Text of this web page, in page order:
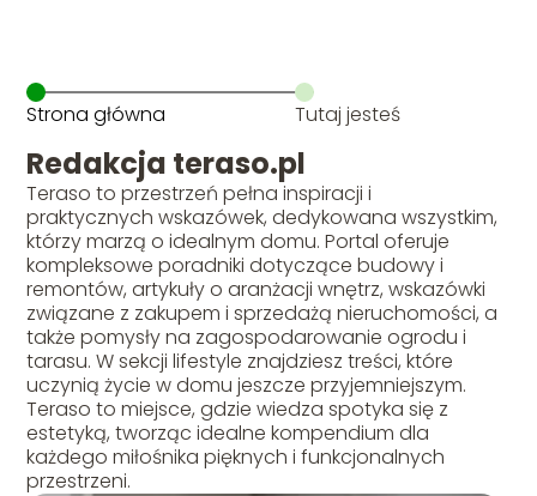
Strona główna Tutaj jesteś
Redakcja teraso.pl
Teraso to przestrzeń pełna inspiracji i
praktycznych wskazówek, dedykowana wszystkim,
którzy marzą o idealnym domu. Portal oferuje
kompleksowe poradniki dotyczące budowy i
remontów, artykuły o aranżacji wnętrz, wskazówki
związane z zakupem i sprzedażą nieruchomości, a
także pomysły na zagospodarowanie ogrodu i
tarasu. W sekcji lifestyle znajdziesz treści, które
uczynią życie w domu jeszcze przyjemniejszym.
Teraso to miejsce, gdzie wiedza spotyka się z
estetyką, tworząc idealne kompendium dla
każdego miłośnika pięknych i funkcjonalnych
przestrzeni.